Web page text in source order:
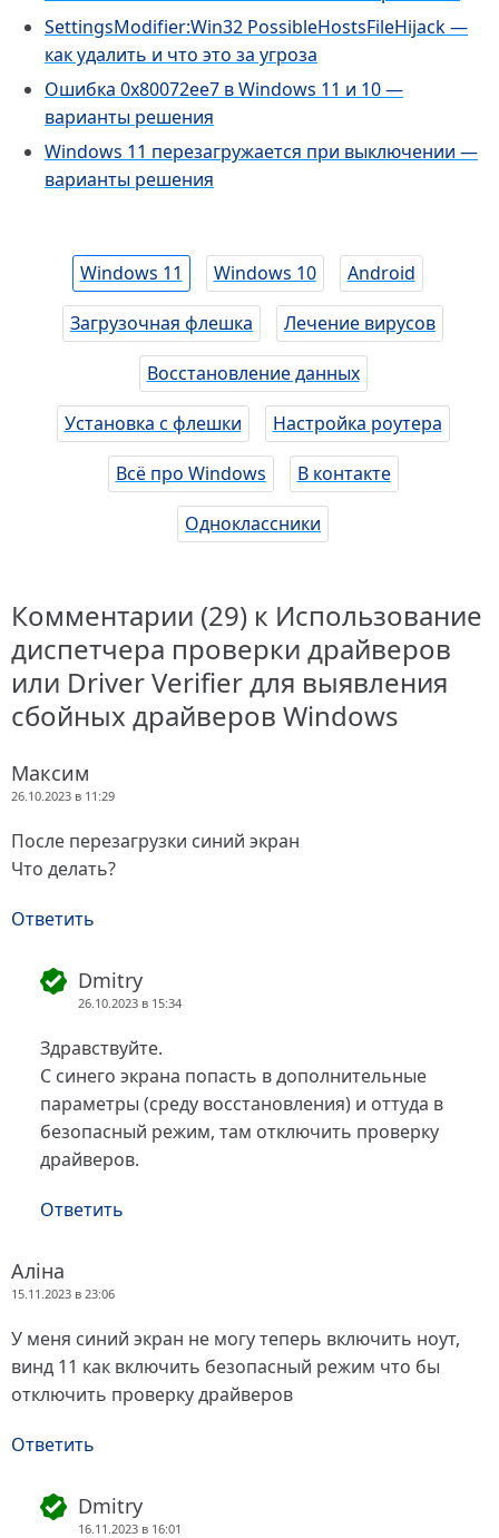
SettingsModifier:Win32 PossibleHostsFileHijack —
как удалить и что это за угроза
Ошибка 0x80072ee7 в Windows 11 и 10 —
варианты решения
Windows 11 перезагружается при выключении —
варианты решения
Windows 11 Windows 10 Android
Загрузочная флешка Лечение вирусов
Восстановление данных
Установка с флешки Настройка роутера
Всё про Windows В контакте
Одноклассники
Комментарии (29) к Использование
диспетчера проверки драйверов
или Driver Verifier для выявления
сбойных драйверов Windows
Максим
26.10.2023 в 11:29
После перезагрузки синий экран
Что делать?
Ответить
Dmitry
26.10.2023 в 15:34
Здравствуйте.
С синего экрана попасть в дополнительные
параметры (среду восстановления) и оттуда в
безопасный режим, там отключить проверку
драйверов.
Ответить
Аліна
15.11.2023 в 23:06
У меня синий экран не могу теперь включить ноут,
винд 11 как включить безопасный режим что бы
отключить проверку драйверов
Ответить
Dmitry
16.11.2023 в 16:01